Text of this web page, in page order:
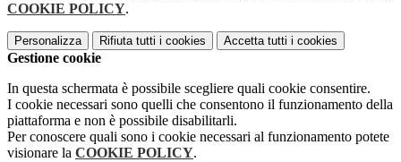
COOKIE POLICY.
Personalizza Rifiuta tutti i cookies Accetta tutti i cookies
Gestione cookie
In questa schermata è possibile scegliere quali cookie consentire.
I cookie necessari sono quelli che consentono il funzionamento della
piattaforma e non è possibile disabilitarli.
Per conoscere quali sono i cookie necessari al funzionamento potete
visionare la COOKIE POLICY.